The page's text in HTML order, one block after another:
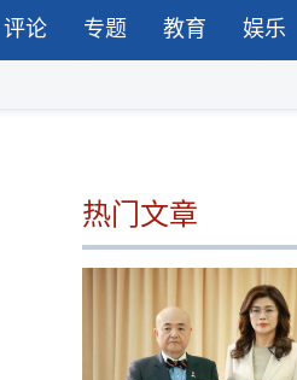
评论 专题 教育 娱乐
热门文章